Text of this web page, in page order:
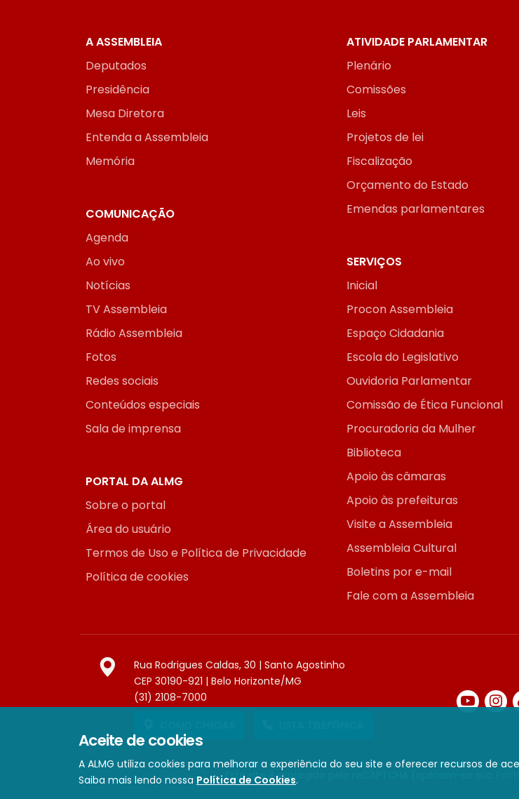
Aceite de cookies
A ALMG utiliza cookies para melhorar a experiência do seu site e oferecer recursos de
Saiba mais lendo nossa Política de Cookies.
A ASSEMBLEIA
Deputados
Presidência
Mesa Diretora
Entenda a Assembleia
Memória
ATIVIDADE PARLAMENTAR
Plenário
Comissões
Leis
Projetos de lei
Fiscalização
Orçamento do Estado
Emendas parlamentares
COMUNICAÇÃO
Agenda
Ao vivo
Notícias
TV Assembleia
Rádio Assembleia
Fotos
Redes sociais
Conteúdos especiais
Sala de imprensa
SERVIÇOS
Inicial
Procon Assembleia
Espaço Cidadania
Escola do Legislativo
Ouvidoria Parlamentar
Comissão de Ética Funcional
Procuradoria da Mulher
Biblioteca
Apoio às câmaras
Apoio às prefeituras
Visite a Assembleia
Assembleia Cultural
Boletins por e-mail
Fale com a Assembleia
PORTAL DA ALMG
Sobre o portal
Área do usuário
Termos de Uso e Política de Privacidade
Política de cookies
Rua Rodrigues Caldas, 30 | Santo Agostinho
CEP 30190-921 | Belo Horizonte/MG
(31) 2108-7000
Este site é protegido pelo reCAPTCHA (aplicam-se sua